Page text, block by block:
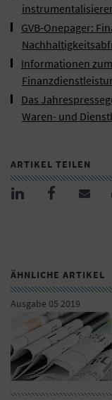
GVB-Onepager:
Informationen
Das
Waren- und
ARTIKEL TEILEN
ÄHNLICHE ARTIKEL
Ausgabe 05 2019